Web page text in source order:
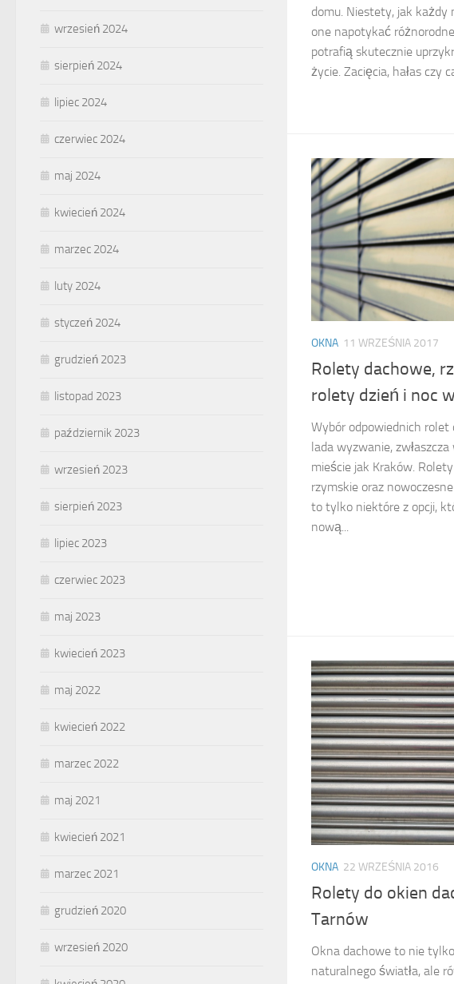
domu. Niestety, jak każdy
one napotykać
potrafią skutecznie
życie. Zacięcia, hałas czy
OKNA 11 WRZEŚNIA 2017
Rolety dachowe,
rolety dzień i noc
Wybór odpowiednich
lada wyzwanie,
mieście jak Kraków.
rzymskie oraz
to tylko niektóre z opcji,
nową...
OKNA 22 WRZEŚNIA 2016
Rolety do okien
Tarnów
Okna dachowe to nie
naturalnego światła, ale
wrzesień 2024
sierpień 2024
lipiec 2024
czerwiec 2024
maj 2024
kwiecień 2024
marzec 2024
luty 2024
styczeń 2024
grudzień 2023
listopad 2023
październik 2023
wrzesień 2023
sierpień 2023
lipiec 2023
czerwiec 2023
maj 2023
kwiecień 2023
maj 2022
kwiecień 2022
marzec 2022
maj 2021
kwiecień 2021
marzec 2021
grudzień 2020
wrzesień 2020